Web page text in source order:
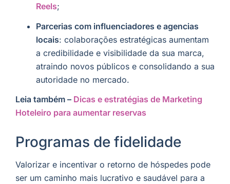
Reels;
Parcerias com influenciadores e agencias
locais: colaborações estratégicas aumentam
a credibilidade e visibilidade da sua marca,
atraindo novos públicos e consolidando a sua
autoridade no mercado.
Leia também – Dicas e estratégias de Marketing
Hoteleiro para aumentar reservas
Programas de fidelidade
Valorizar e incentivar o retorno de hóspedes pode
ser um caminho mais lucrativo e saudável para a